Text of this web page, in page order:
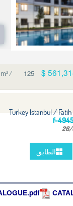
561,314
125 m²
/
Turkey Istanbul / Fatih
f-
26/
الطابق